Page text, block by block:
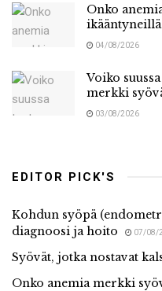
Onko
04/08/2026
Voiko
merkki
03/08/2026
EDITOR PICK'S
Kohdun syöpä
diagnoosi ja hoito
07/08/
Syövät, jotka nostavat
Onko anemia merkki